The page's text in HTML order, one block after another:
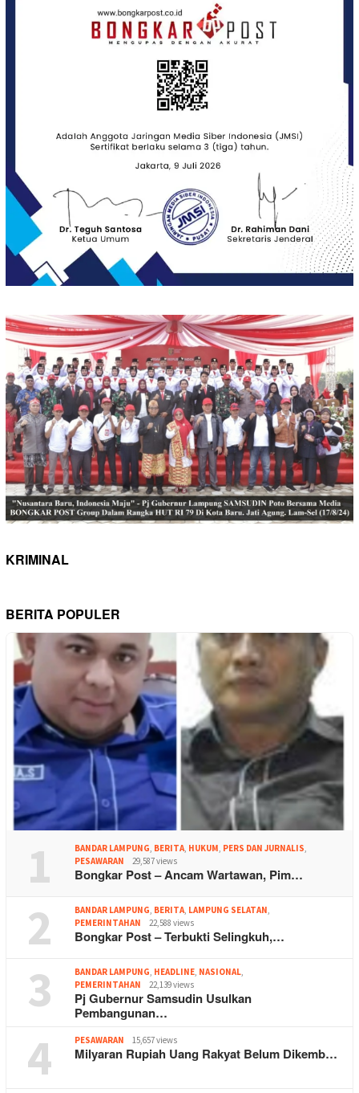
KRIMINAL
BERITA POPULER
1 BANDAR LAMPUNG, BERITA, HUKUM, PERS DAN JURNALIS,
PESAWARAN
29,587 views
Bongkar Post – Ancam Wartawan, Pim…
2 BANDAR LAMPUNG, BERITA, LAMPUNG SELATAN,
PEMERINTAHAN
22,588 views
Bongkar Post – Terbukti Selingkuh,…
3 BANDAR LAMPUNG, HEADLINE, NASIONAL,
PEMERINTAHAN
22,139 views
Pj Gubernur Samsudin Usulkan
Pembangunan…
4 PESAWARAN 15,657 views
Milyaran Rupiah Uang Rakyat Belum Dikemb…